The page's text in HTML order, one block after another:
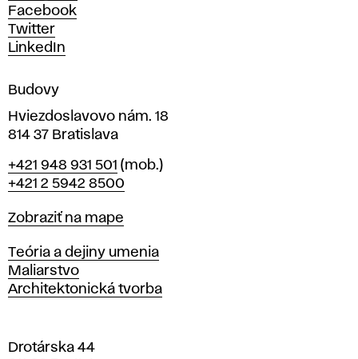
h
u
m
e
í
v
r
a
i
l
a
v
Facebook
Twitter
LinkedIn
Budovy
Hviezdoslavovo nám. 18
814 37 Bratislava
Telefón
+421 948 931 501 (mob.)
+421 2 5942 8500
Mapa
Zobraziť na mape
Katedry
Teória a dejiny umenia
Maliarstvo
Architektonická tvorba
Drotárska 44